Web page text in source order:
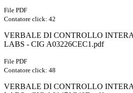
File PDF
Contatore click: 42
VERBALE DI CONTROLLO
LABS - CIG A03226CEC1.pdf
File PDF
Contatore click: 48
VERBALE DI CONTROLLO